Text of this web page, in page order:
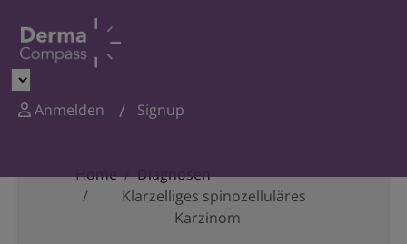
Anmelden Signup
Home
Diagnosen
Klarzelliges spinozelluläres
Karzinom